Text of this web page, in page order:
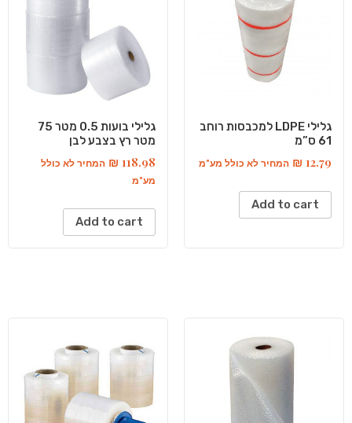
גלילי LDPE למכבסות רוחב
61 ס”מ
₪ 12.79 המחיר לא כולל מע"מ
Add to cart
גלילי בועות 0.5 מטר 75
מטר רץ בצבע לבן
₪ 118.98
המחיר לא כולל
מע"מ
Add to cart